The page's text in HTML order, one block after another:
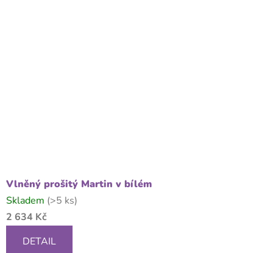
Vlněný prošitý Martin v bílém
Skladem (>5 ks)
2 634 Kč
DETAIL